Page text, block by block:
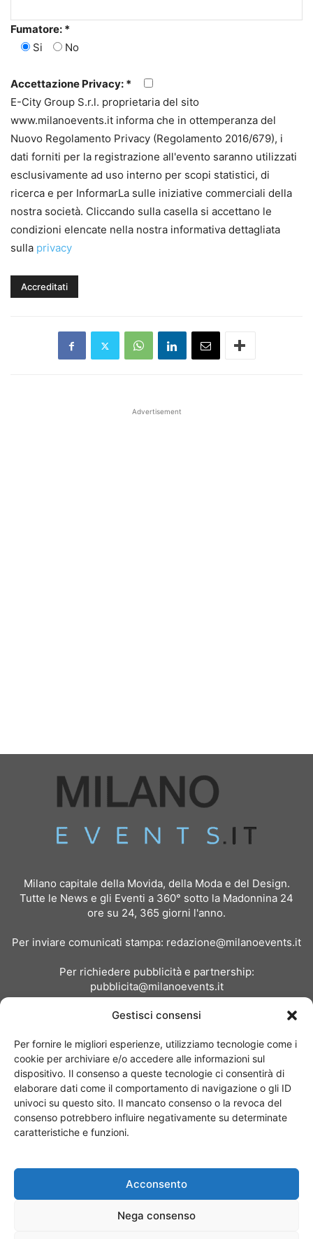
Gestisci consensi
Per fornire le migliori esperienze, utilizziamo tecnologie come i
cookie per archiviare e/o accedere alle informazioni sul
dispositivo. Il consenso a queste tecnologie ci consentirà di
elaborare dati come il comportamento di navigazione o gli ID
univoci su questo sito. Il mancato consenso o la revoca del
consenso potrebbero influire negativamente su determinate
caratteristiche e funzioni.
Acconsento
Nega consenso
Fumatore: *
Si
No
Accettazione Privacy: *
E-City Group S.r.l. proprietaria del sito
www.milanoevents.it informa che in ottemperanza del
Nuovo Regolamento Privacy (Regolamento 2016/679), i
dati forniti per la registrazione all'evento saranno utilizzati
esclusivamente ad uso interno per scopi statistici, di
ricerca e per InformarLa sulle iniziative commerciali della
nostra società. Cliccando sulla casella si accettano le
condizioni elencate nella nostra informativa dettagliata
sulla privacy
Advertisement
Milano capitale della Movida, della Moda e del Design.
Tutte le News e gli Eventi a 360° sotto la Madonnina 24
ore su 24, 365 giorni l'anno.
Per inviare comunicati stampa: redazione@milanoevents.it
Per richiedere pubblicità e partnership:
pubblicita@milanoevents.it
Chi siamo I Nostri Clienti
© Copyright 2017 - MilanoEvents.it© managed by